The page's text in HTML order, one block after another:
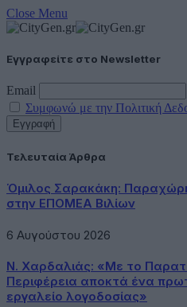
Close Menu
Εγγραφείτε στο Newsletter
Email
Συμφωνώ με την Πολιτική
Τελευταία Άρθρα
Όμιλος Σαρακάκη:
στην ΕΠΟΜΕΑ Βιλίων
6 Αυγούστου 2026
Ν. Χαρδαλιάς: «Με το
Περιφέρεια αποκτά ένα
εργαλείο λογοδοσίας»